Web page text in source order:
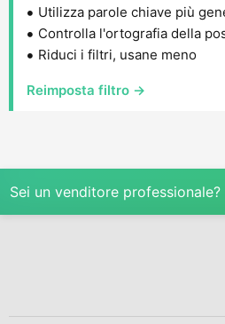
Utilizza parole chiave più
Controlla l'ortografia della
Riduci i filtri, usane meno
Reimposta filtro →
Sei un venditore professionale?